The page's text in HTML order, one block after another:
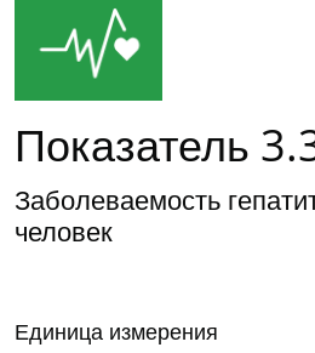
Показатель
Заболеваемость
человек
Единица измерения